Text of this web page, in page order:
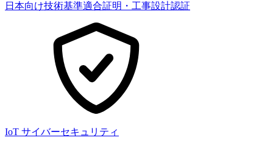
日本向け技術基準適合証明・工事設計認証
IoT サイバーセキュリティ